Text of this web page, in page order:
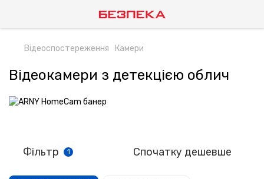
Відеоспостереження Камери
Відеокамери з детекцією облич
Фільтр 1 Спочатку дешевше